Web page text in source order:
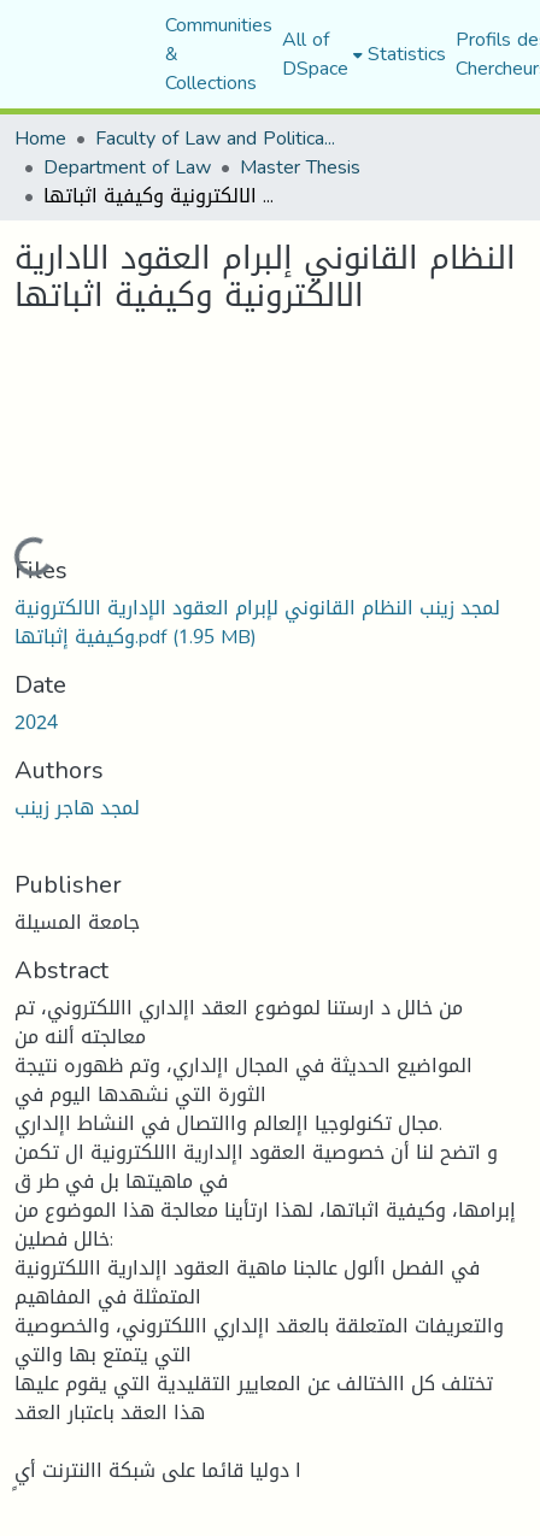
Communities
&
Collections
All of
DSpace Statistics Profils
Home
Faculty of Law and Political Science
Department of Law Master Thesis
النظام القانوني إلبرام العقود الادارية الالكترونية وكيفية اثباتها
النظام القانوني إلبرام العقود الادارية
الالكترونية وكيفية اثباتها
Loading...
Files
لمجد زينب النظام القانوني لإبرام العقود الإدارية الالكترونية
وكيفية إثباتها.pdf(1.95 MB)
Date
2024
Authors
لمجد هاجر زينب
Publisher
جامعة المسيلة
Abstract
من خالل د ارستنا لموضوع العقد اإلداري االلكتروني، تم
معالجته ألنه من
المواضيع الحديثة في المجال اإلداري، وتم ظهوره نتيجة
الثورة التي نشهدها اليوم في
مجال تكنولوجيا اإلعالم واالتصال في النشاط اإلداري.
و اتضح لنا أن خصوصية العقود اإلدارية االلكترونية ال تكمن
في ماهيتها بل في طر ق
إبرامها، وكيفية اثباتها، لهذا ارتأينا معالجة هذا الموضوع من
خالل فصلين:
في الفصل األول عالجنا ماهية العقود اإلدارية االلكترونية
المتمثلة في المفاهيم
والتعريفات المتعلقة بالعقد اإلداري االلكتروني، والخصوصية
التي يتمتع بها والتي
تختلف كل االختالف عن المعايير التقليدية التي يقوم عليها
هذا العقد باعتبار العقد
ا دوليا قائما على شبكة االنترنت أي